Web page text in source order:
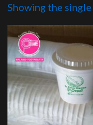
Showing the